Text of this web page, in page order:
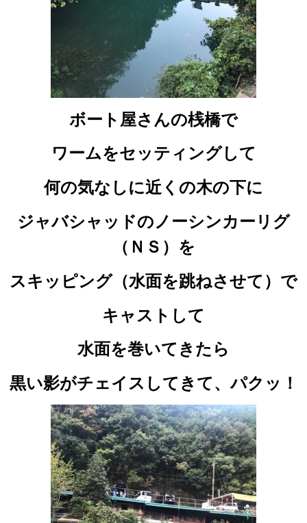
ボート屋さんの桟橋で
ワームをセッティングして
何の気なしに近くの木の下に
ジャバシャッドのノーシンカーリグ
（ＮＳ）を
スキッピング（水面を跳ねさせて）で
キャストして
水面を巻いてきたら
黒い影がチェイスしてきて、パクッ！